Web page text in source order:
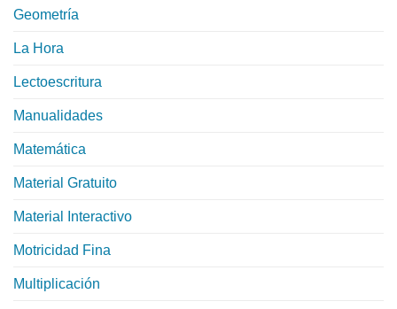
Geometría
La Hora
Lectoescritura
Manualidades
Matemática
Material Gratuito
Material Interactivo
Motricidad Fina
Multiplicación